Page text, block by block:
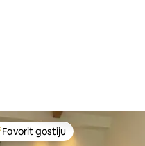
5 od 5, recenzija: 12
favorit gostiju
Favorit gostiju